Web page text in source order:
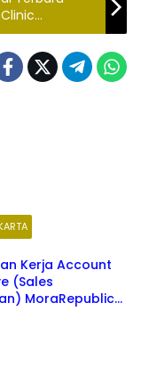
Kota
Kerja Account
(Sales
MoraRepublic